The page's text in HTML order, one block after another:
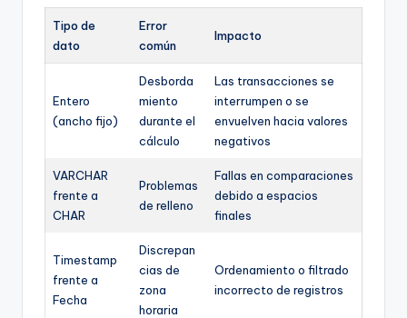
Tipo de
dato
Error
común
Impacto
Entero
(ancho fijo)
Desborda
miento
durante el
cálculo
Las transacciones se
interrumpen o se
envuelven hacia valores
negativos
VARCHAR
frente a
CHAR
Problemas
de relleno
Fallas en comparaciones
debido a espacios
finales
Timestamp
frente a
Fecha
Discrepan
cias de
zona
horaria
Ordenamiento o filtrado
incorrecto de registros